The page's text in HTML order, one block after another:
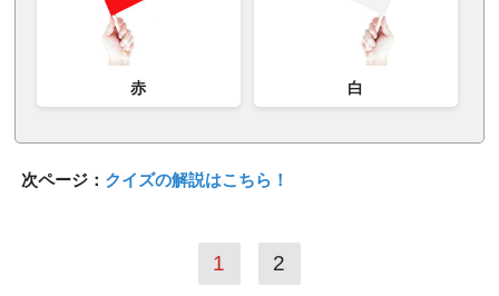
赤 白
次ページ： クイズの解説はこちら！
1 2